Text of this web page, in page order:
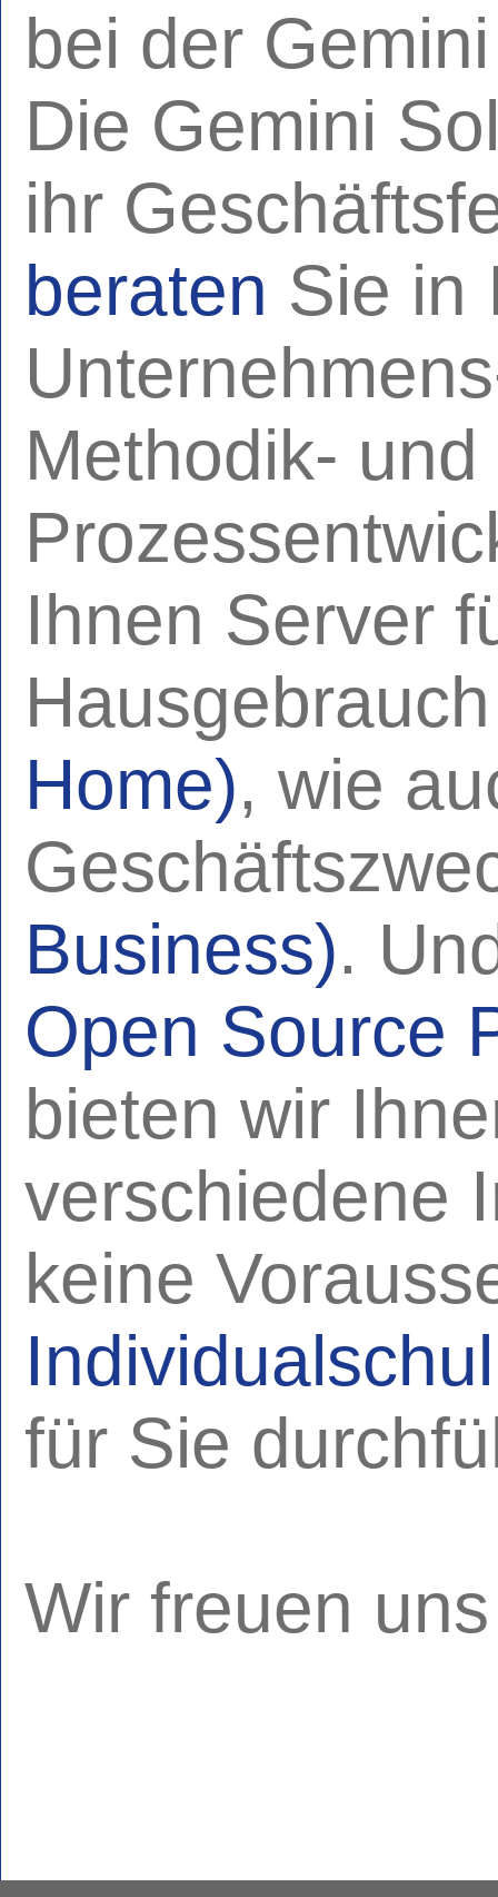
bei der
Die Gemini
ihr
beraten Sie in
Methodik- und
Ihnen Server
Home), wie
Business).
Open Source
bieten wir
verschiedene
keine
für Sie
Wir freuen